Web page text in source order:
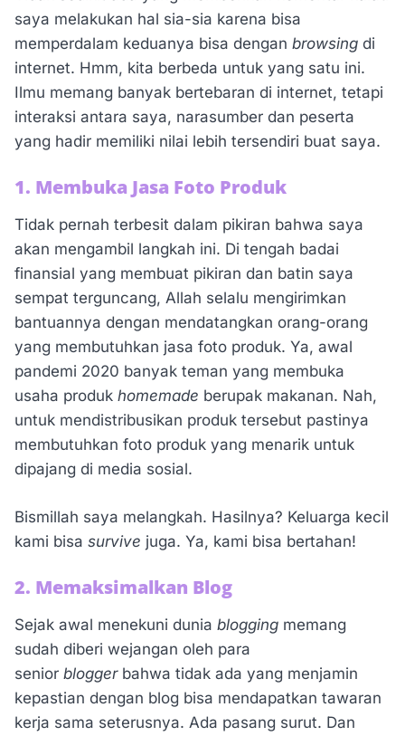
saya melakukan hal sia-sia karena bisa
memperdalam keduanya bisa dengan browsing di
internet. Hmm, kita berbeda untuk yang satu ini.
Ilmu memang banyak bertebaran di internet, tetapi
interaksi antara saya, narasumber dan peserta
yang hadir memiliki nilai lebih tersendiri buat saya.
1. Membuka Jasa Foto Produk
Tidak pernah terbesit dalam pikiran bahwa saya
akan mengambil langkah ini. Di tengah badai
finansial yang membuat pikiran dan batin saya
sempat terguncang, Allah selalu mengirimkan
bantuannya dengan mendatangkan orang-orang
yang membutuhkan jasa foto produk. Ya, awal
pandemi 2020 banyak teman yang membuka
usaha produk homemade berupak makanan. Nah,
untuk mendistribusikan produk tersebut pastinya
membutuhkan foto produk yang menarik untuk
dipajang di media sosial.
Bismillah saya melangkah. Hasilnya? Keluarga kecil
kami bisa survive juga. Ya, kami bisa bertahan!
2. Memaksimalkan Blog
Sejak awal menekuni dunia blogging memang
sudah diberi wejangan oleh para
senior blogger bahwa tidak ada yang menjamin
kepastian dengan blog bisa mendapatkan tawaran
kerja sama seterusnya. Ada pasang surut. Dan